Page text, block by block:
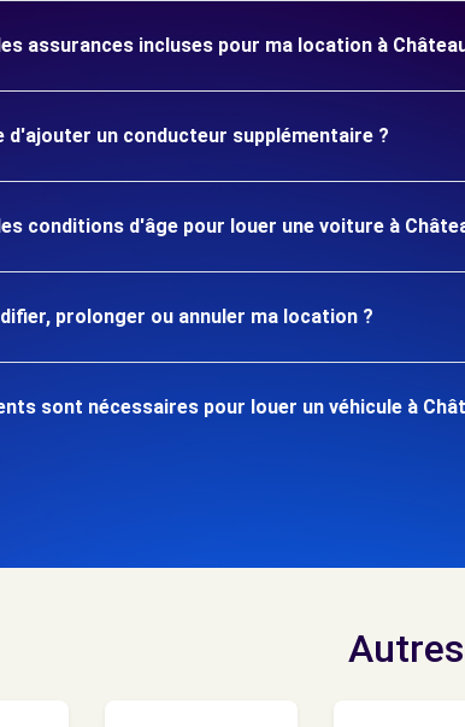
assurances incluses pour ma location à
d'ajouter un conducteur supplémentaire ?
conditions d'âge pour louer une voiture à
prolonger ou annuler ma location ?
sont nécessaires pour louer un véhicule à